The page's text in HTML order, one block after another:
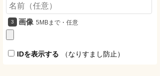
画像 5MBまで・任意
IDを表示する （なりすまし防止）